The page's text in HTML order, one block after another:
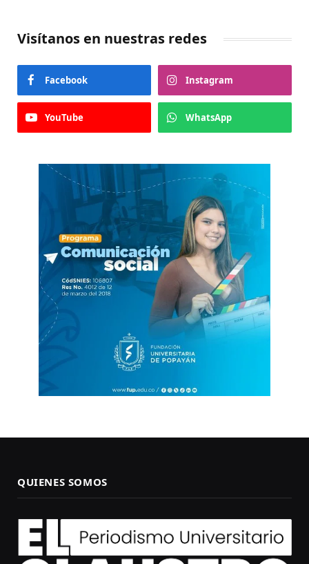
Visítanos en nuestras redes
Facebook Instagram
YouTube WhatsApp
QUIENES SOMOS